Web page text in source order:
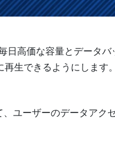
高価な容量とデータバ
生できるようにします。
ユーザーのデータアク